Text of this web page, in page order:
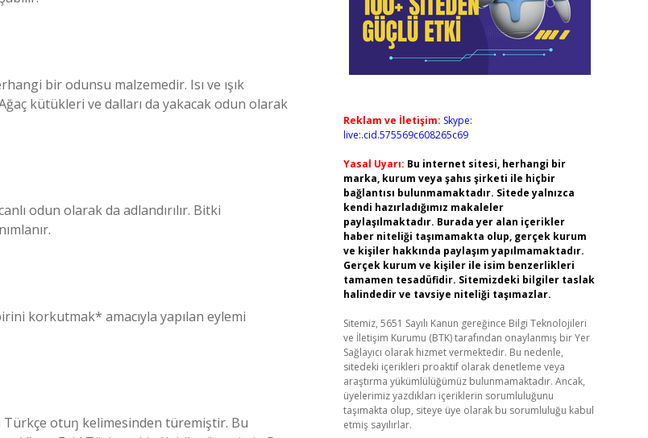
bir odunsu malzemedir. Isı ve ışık
kütükleri ve dalları da yakacak odun olarak
odun olarak da adlandırılır. Bitki
korkutmak* amacıyla yapılan eylemi
Türkçe otuŋ kelimesinden türemiştir. Bu
Reklam ve İletişim: Skype:
live:.cid.575569c608265c69
Yasal Uyarı: Bu internet sitesi, herhangi bir
marka, kurum veya şahıs şirketi ile hiçbir
bağlantısı bulunmamaktadır. Sitede yalnızca
kendi hazırladığımız makaleler
paylaşılmaktadır. Burada yer alan içerikler
haber niteliği taşımamakta olup, gerçek kurum
ve kişiler hakkında paylaşım yapılmamaktadır.
Gerçek kurum ve kişiler ile isim benzerlikleri
tamamen tesadüfidir. Sitemizdeki bilgiler taslak
halindedir ve tavsiye niteliği taşımazlar.
Sitemiz, 5651 Sayılı Kanun gereğince Bilgi Teknolojileri
ve İletişim Kurumu (BTK) tarafından onaylanmış bir Yer
Sağlayıcı olarak hizmet vermektedir. Bu nedenle,
sitedeki içerikleri proaktif olarak denetleme veya
araştırma yükümlülüğümüz bulunmamaktadır. Ancak,
üyelerimiz yazdıkları içeriklerin sorumluluğunu
taşımakta olup, siteye üye olarak bu sorumluluğu kabul
etmiş sayılırlar.